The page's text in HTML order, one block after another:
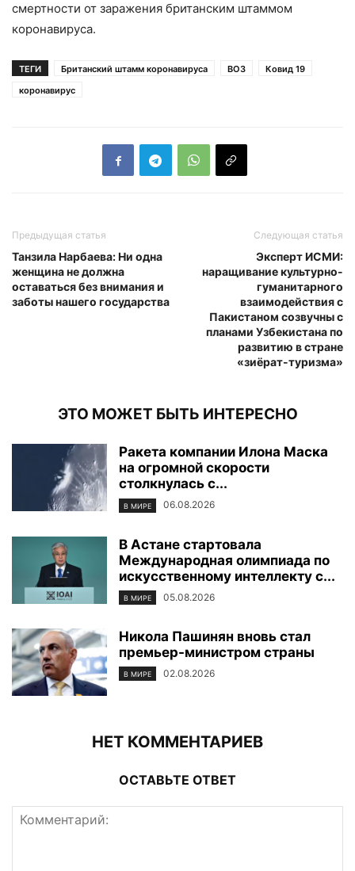
смертности от заражения британским штаммом
коронавируса.
ТЕГИ Британский штамм коронавируса ВОЗ
Ковид 19
коронавирус
Предыдущая статья
Танзила Нарбаева: Ни одна
женщина не должна
оставаться без внимания и
заботы нашего государства
Следующая статья
Эксперт ИСМИ:
наращивание культурно-
гуманитарного
взаимодействия с
Пакистаном созвучны с
планами Узбекистана по
развитию в стране
«зиёрат-туризма»
ЭТО МОЖЕТ БЫТЬ ИНТЕРЕСНО
Ракета компании Илона Маска
на огромной скорости
столкнулась с...
В МИРЕ 06.08.2026
В Астане стартовала
Международная олимпиада по
искусственному интеллекту с...
В МИРЕ 05.08.2026
Никола Пашинян вновь стал
премьер-министром страны
В МИРЕ 02.08.2026
НЕТ КОММЕНТАРИЕВ
ОСТАВЬТЕ ОТВЕТ